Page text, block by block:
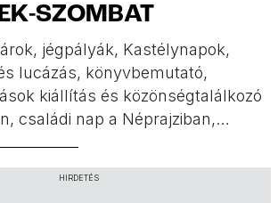
SZOMBAT
jégpályák, Kastélynapok,
lucázás, könyvbemutató,
kiállítás és közönségtalálkozó
családi nap a Néprajziban,
MOM-ban, Kolompos az
HIRDETÉS